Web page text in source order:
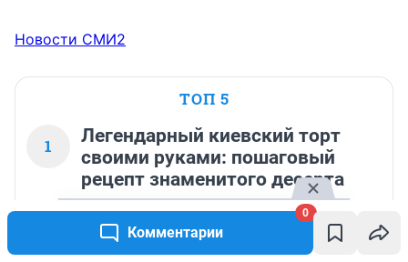
Комментарии
0
Новости СМИ2
ТОП 5
1
Легендарный киевский торт
своими руками: пошаговый
рецепт знаменитого десерта
26 257 6